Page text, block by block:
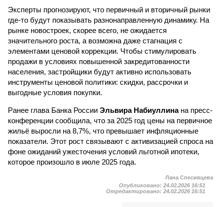
Эксперты прогнозируют, что первичный и вторичный рынки
где-то будут показывать разнонаправленную динамику. На
рынке новостроек, скорее всего, не ожидается
значительного роста, а возможна даже стагнация с
элементами ценовой коррекции. Чтобы стимулировать
продажи в условиях повышенной закредитованности
населения, застройщики будут активно использовать
инструменты ценовой политики: скидки, рассрочки и
выгодные условия покупки.
Ранее глава Банка России Эльвира Набиуллинана пресс-
конференции сообщила, что за 2025 год цены на первичное
жильё выросли на 8,7%, что превышает инфляционные
показатели. Этот рост связывают с активизацией спроса на
фоне ожиданий ужесточения условий льготной ипотеки,
которое произошло в июле 2025 года.
Лана Спесивцева
Опубликовано: 24.02.2026 16:51
Отредактировано: 24.02.2026 16:51